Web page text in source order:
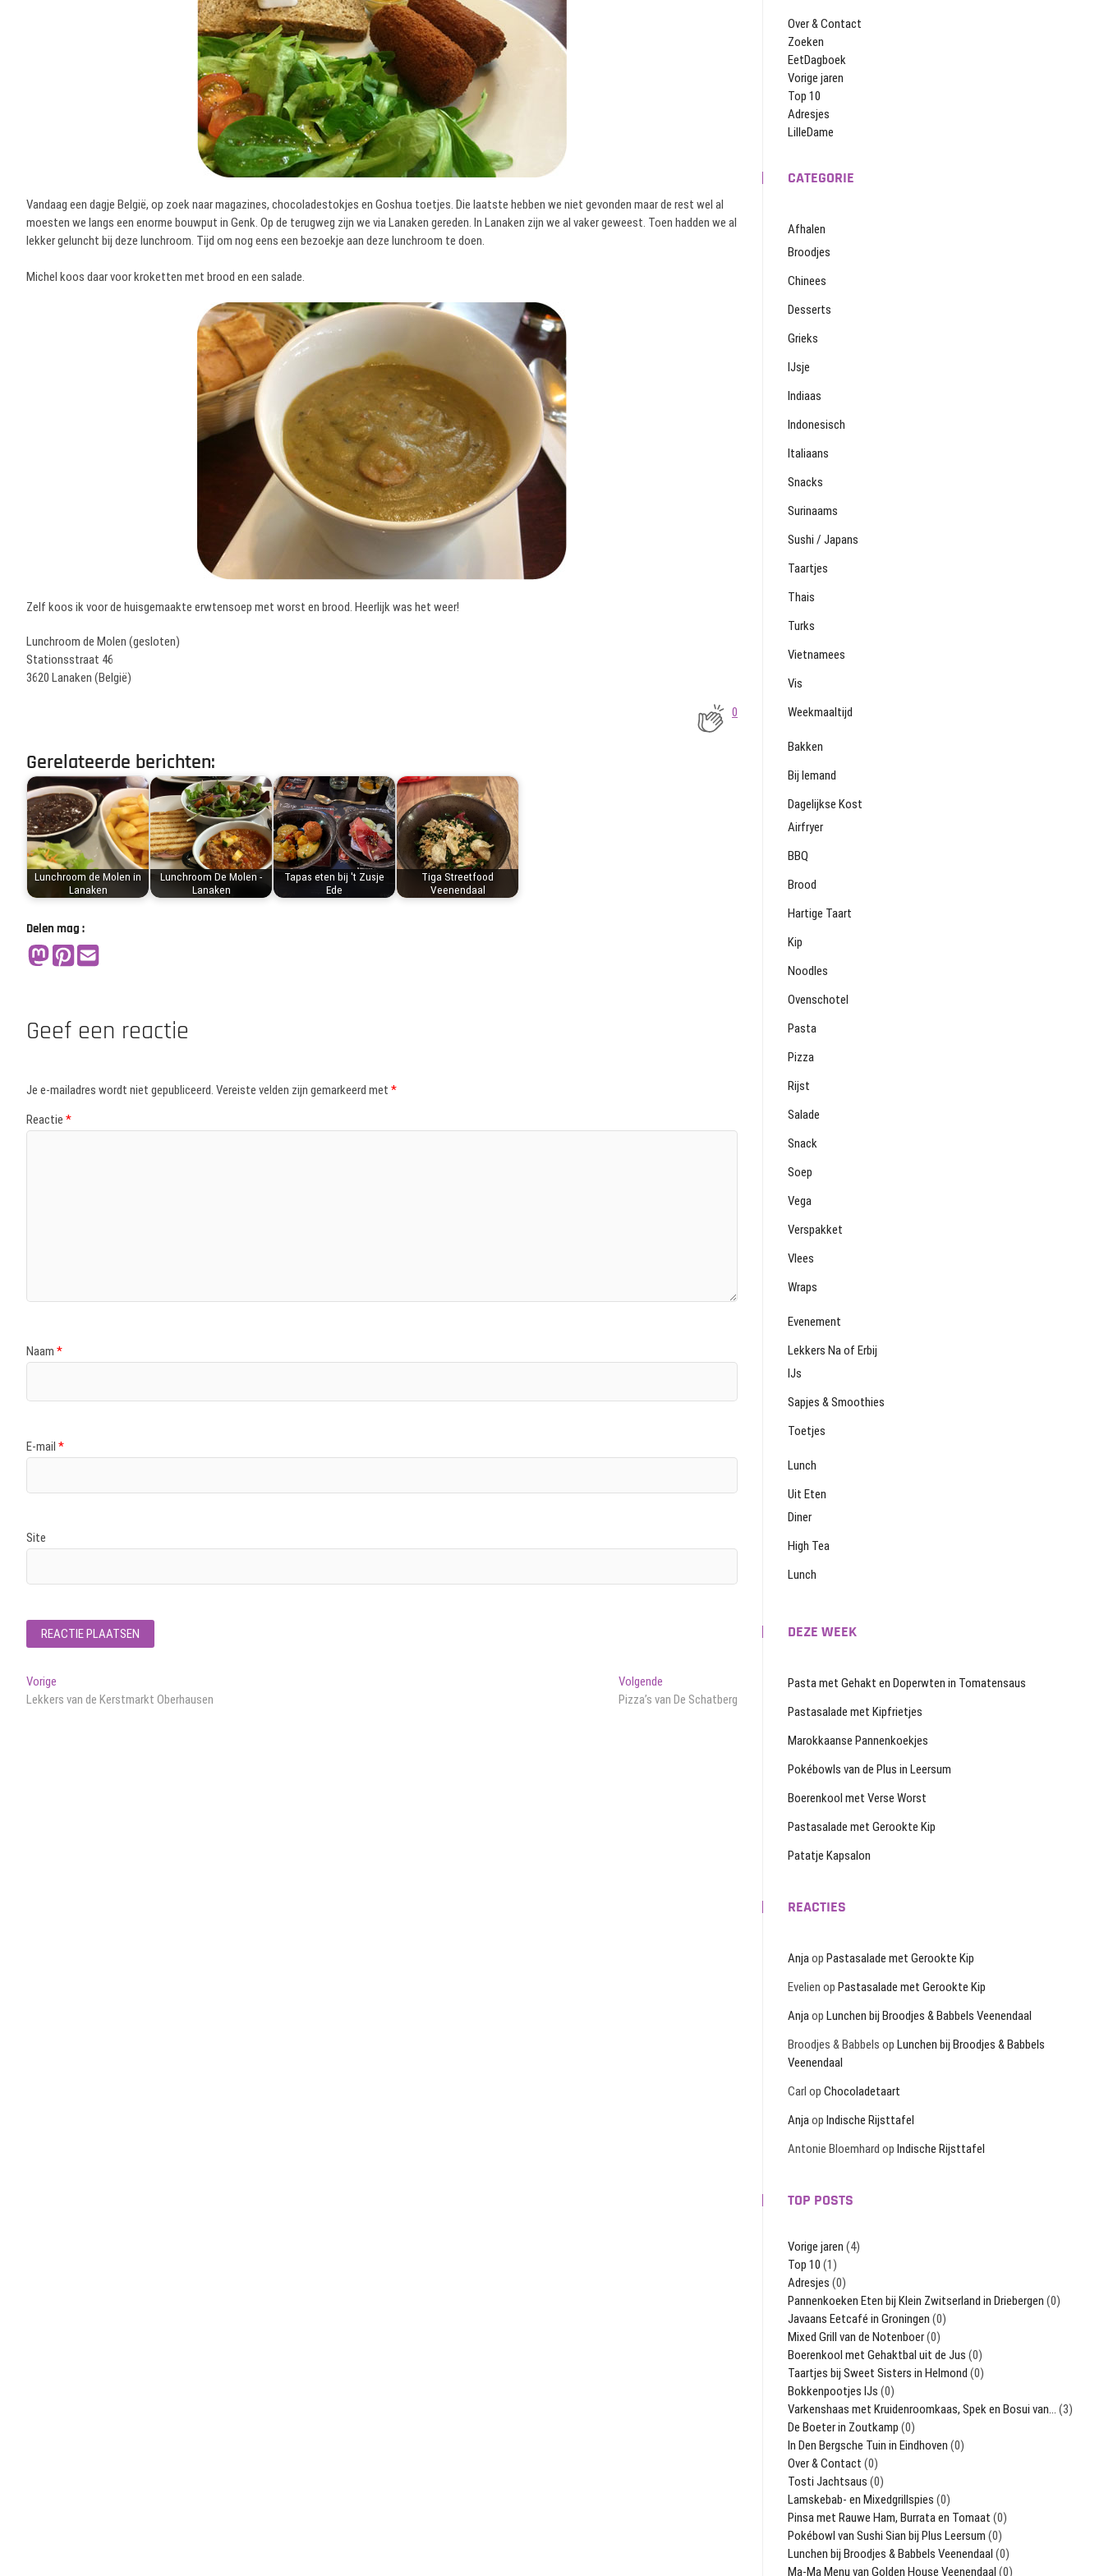
Vandaag een dagje België, op zoek naar magazines, chocoladestokjes en Goshua toetjes. Die laatste hebben we niet gevonden maar de rest wel al
moesten we langs een enorme bouwput in Genk. Op de terugweg zijn we via Lanaken gereden. In Lanaken zijn we al vaker geweest. Toen hadden we al
lekker geluncht bij deze lunchroom. Tijd om nog eens een bezoekje aan deze lunchroom te doen.
Michel koos daar voor kroketten met brood en een salade.
Zelf koos ik voor de huisgemaakte erwtensoep met worst en brood. Heerlijk was het weer!
Lunchroom de Molen (gesloten)
Stationsstraat 46
3620 Lanaken (België)
0
Gerelateerde berichten:
Lunchroom de Molen in
Lanaken
Lunchroom De Molen -
Lanaken
Tapas eten bij 't Zusje
Ede
Tiga Streetfood
Veenendaal
Delen mag :
Geef een reactie
Je e-mailadres wordt niet gepubliceerd. Vereiste velden zijn gemarkeerd met *
Reactie *
Naam *
E-mail *
Site
Bericht
navigatie
Vorige
bericht:
Lekkers van de Kerstmarkt Oberhausen
Volgende
bericht:
Pizza’s van De Schatberg
Over & Contact
Zoeken
EetDagboek
Vorige jaren
Top 10
Adresjes
LilleDame
CATEGORIE
Afhalen
Broodjes
Chinees
Desserts
Grieks
IJsje
Indiaas
Indonesisch
Italiaans
Snacks
Surinaams
Sushi / Japans
Taartjes
Thais
Turks
Vietnamees
Vis
Weekmaaltijd
Bakken
Bij Iemand
Dagelijkse Kost
Airfryer
BBQ
Brood
Hartige Taart
Kip
Noodles
Ovenschotel
Pasta
Pizza
Rijst
Salade
Snack
Soep
Vega
Verspakket
Vlees
Wraps
Evenement
Lekkers Na of Erbij
IJs
Sapjes & Smoothies
Toetjes
Lunch
Uit Eten
Diner
High Tea
Lunch
DEZE WEEK
Pasta met Gehakt en Doperwten in Tomatensaus
Pastasalade met Kipfrietjes
Marokkaanse Pannenkoekjes
Pokébowls van de Plus in Leersum
Boerenkool met Verse Worst
Pastasalade met Gerookte Kip
Patatje Kapsalon
REACTIES
Anjaop Pastasalade met Gerookte Kip
Evelien op Pastasalade met Gerookte Kip
Anjaop Lunchen bij Broodjes & Babbels Veenendaal
Broodjes & Babbels op Lunchen bij Broodjes & Babbels
Veenendaal
Carl op Chocoladetaart
Anjaop Indische Rijsttafel
Antonie Bloemhard op Indische Rijsttafel
TOP POSTS
Vorige jaren (4)
Top 10 (1)
Adresjes (0)
Pannenkoeken Eten bij Klein Zwitserland in Driebergen (0)
Javaans Eetcafé in Groningen (0)
Mixed Grill van de Notenboer(0)
Boerenkool met Gehaktbal uit de Jus (0)
Taartjes bij Sweet Sisters in Helmond (0)
Bokkenpootjes IJs (0)
Varkenshaas met Kruidenroomkaas, Spek en Bosui van… (3)
De Boeter in Zoutkamp (0)
In Den Bergsche Tuin in Eindhoven (0)
Over & Contact (0)
Tosti Jachtsaus (0)
Lamskebab- en Mixedgrillspies (0)
Pinsa met Rauwe Ham, Burrata en Tomaat (0)
Pokébowl van Sushi Sian bij Plus Leersum (0)
Lunchen bij Broodjes & Babbels Veenendaal (0)
Ma-Ma Menu van Golden House Veenendaal (0)